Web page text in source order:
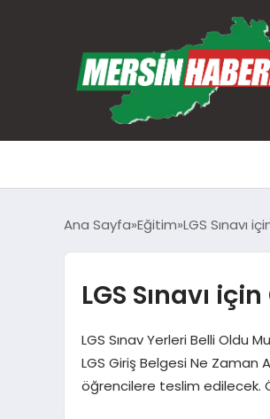
Ana Sayfa Eğitim LGS Sınavı
LGS Sınavı
LGS Sınav Yerleri Belli Oldu
LGS Giriş Belgesi Ne
öğrencilere teslim edilecek.